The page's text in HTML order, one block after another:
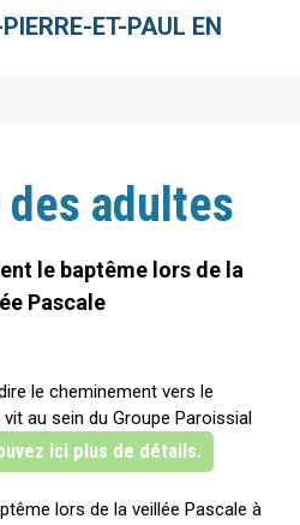
ET-PAUL EN
adultes
le baptême lors de la
Pascale
le cheminement vers le
au sein du Groupe Paroissial
ici plus de détails.
lors de la veillée Pascale à